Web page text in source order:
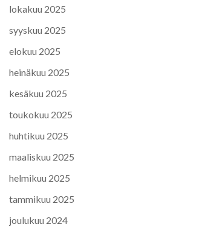
lokakuu 2025
syyskuu 2025
elokuu 2025
heinäkuu 2025
kesäkuu 2025
toukokuu 2025
huhtikuu 2025
maaliskuu 2025
helmikuu 2025
tammikuu 2025
joulukuu 2024